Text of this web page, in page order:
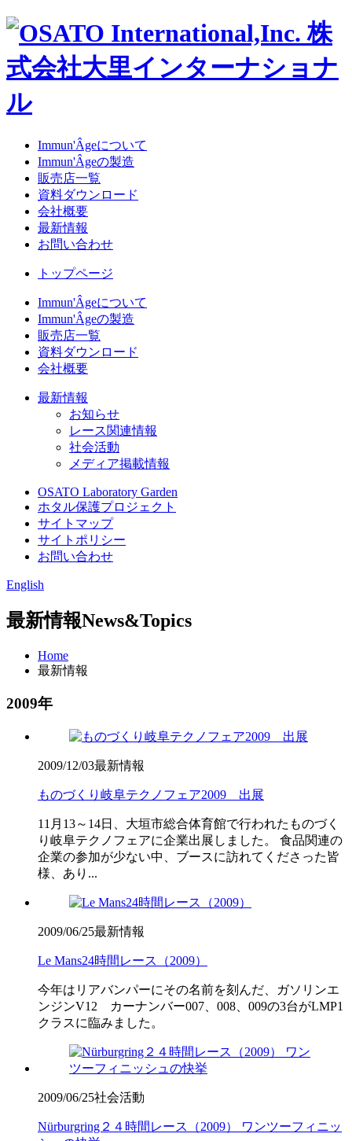
Immun'Âgeについて
Immun'Âgeの製造
販売店一覧
資料ダウンロード
会社概要
最新情報
お問い合わせ
トップページ
Immun'Âgeについて
Immun'Âgeの製造
販売店一覧
資料ダウンロード
会社概要
最新情報
お知らせ
レース関連情報
社会活動
メディア掲載情報
OSATO Laboratory Garden
ホタル保護プロジェクト
サイトマップ
サイトポリシー
お問い合わせ
English
最新情報News&Topics
Home
最新情報
2009年
2009/12/03最新情報
ものづくり岐阜テクノフェア2009 出展
11月13～14日、大垣市総合体育館で行われたものづく
り岐阜テクノフェアに企業出展しました。 食品関連の
企業の参加が少ない中、ブースに訪れてくださった皆
様、あり...
2009/06/25最新情報
Le Mans24時間レース（2009）
今年はリアバンパーにその名前を刻んだ、ガソリンエ
ンジンV12 カーナンバー007、008、009の3台がLMP1
クラスに臨みました。
2009/06/25社会活動
Nürburgring２４時間レース（2009） ワンツーフィニッ